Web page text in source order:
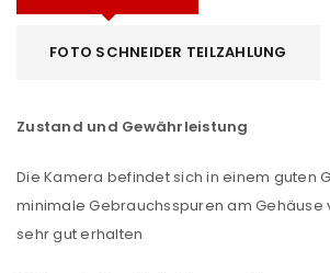
FOTO SCHNEIDER TEILZAHLUNG
Zustand und Gewährleistung
Die Kamera befindet sich in einem guten
minimale Gebrauchsspuren am Gehäuse
sehr gut erhalten